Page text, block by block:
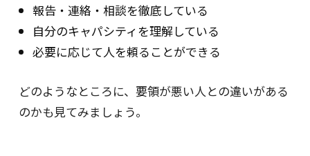
報告・連絡・相談を徹底している
自分のキャパシティを理解している
必要に応じて人を頼ることができる
どのようなところに、要領が悪い人との違いがある
のかも見てみましょう。